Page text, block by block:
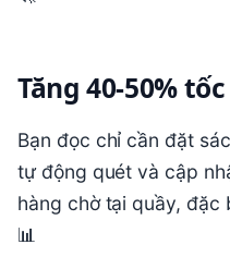
Tăng 40-50%
Bạn đọc chỉ cần đặt
tự động quét và cập
hàng chờ tại quầy,
📊